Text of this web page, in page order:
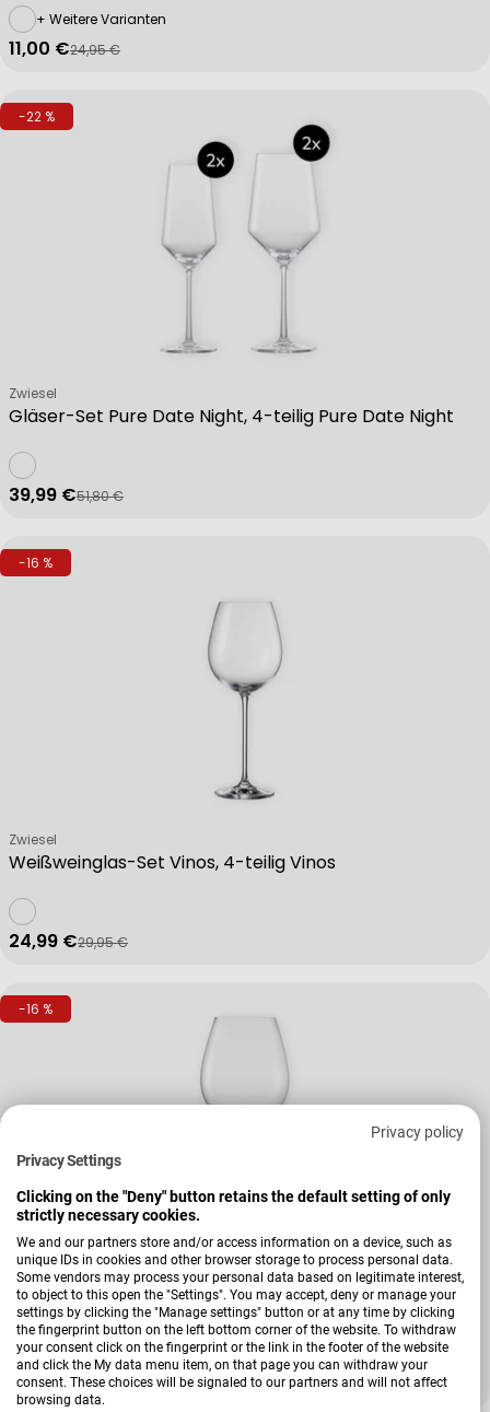
Privacy policy
Privacy Settings
Clicking on the "Deny" button retains the default setting of only
strictly necessary cookies.
We and our partners store and/or access information on a device, such as
unique IDs in cookies and other browser storage to process personal data.
Some vendors may process your personal data based on legitimate interest,
to object to this open the "Settings". You may accept, deny or manage your
settings by clicking the "Manage settings" button or at any time by clicking
the fingerprint button on the left bottom corner of the website. To withdraw
your consent click on the fingerprint or the link in the footer of the website
and click the My data menu item, on that page you can withdraw your
consent. These choices will be signaled to our partners and will not affect
browsing data.
+ Weitere Varianten
Verkaufspreis
11,00 €
Regulärer Preis
24,95 €
-22 %
Gläser-Set Pure Date Night, 4-teilig Pure Date Night
Verkäufer:
Zwiesel
Verkaufspreis
39,99 €
Regulärer Preis
51,80 €
-16 %
Weißweinglas-Set Vinos, 4-teilig Vinos
Verkäufer:
Zwiesel
Verkaufspreis
24,99 €
Regulärer Preis
29,95 €
-16 %
Allrounderglas-Set Vinos, 4-teilig Vinos
Verkäufer:
Zwiesel
Verkaufspreis
24,99 €
Regulärer Preis
29,95 €